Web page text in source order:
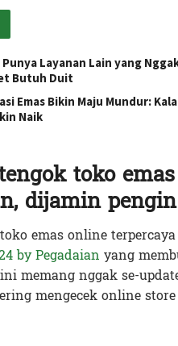
Layanan Lain yang
Butuh Duit
Emas Bikin Maju Mundur:
Naik
toko
dijamin
emas online
by Pegadaian yang
memang nggak se-
mengecek online